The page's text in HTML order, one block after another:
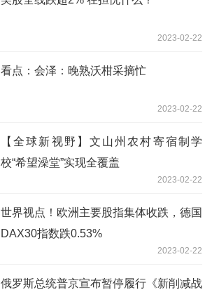
2023-02-22
看点：会泽：晚熟沃柑采摘忙
2023-02-22
【全球新视野】文山州农村寄宿制学
校“希望澡堂”实现全覆盖
2023-02-22
世界视点！欧洲主要股指集体收跌，德国
DAX30指数跌0.53%
2023-02-22
俄罗斯总统普京宣布暂停履行《新削减战